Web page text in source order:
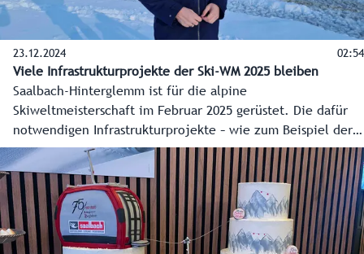
23.12.2024 02:54
Viele Infrastrukturprojekte der Ski-WM 2025 bleiben
Saalbach-Hinterglemm ist für die alpine
Skiweltmeisterschaft im Februar 2025 gerüstet. Die dafür
notwendigen Infrastrukturprojekte – wie zum Beispiel der
Notweg, die Busterminals oder die Fanmeile - sind so gut
wie fertig. Besonders wichtig war den Verantwortlichen,
dass die Region auch nach dem Großereignis etwas davon
hat. Das scheint gelungen zu sein.